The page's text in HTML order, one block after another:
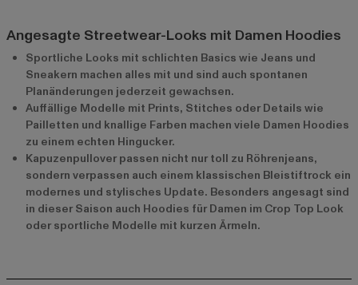
Angesagte Streetwear-Looks mit Damen Hoodies
Sportliche Looks mit schlichten Basics wie Jeans und
Sneakern machen alles mit und sind auch spontanen
Planänderungen jederzeit gewachsen.
Auffällige Modelle mit Prints, Stitches oder Details wie
Pailletten und knallige Farben machen viele Damen Hoodies
zu einem echten Hingucker.
Kapuzenpullover passen nicht nur toll zu Röhrenjeans,
sondern verpassen auch einem klassischen Bleistiftrock ein
modernes und stylisches Update. Besonders angesagt sind
in dieser Saison auch Hoodies für Damen im Crop Top Look
oder sportliche Modelle mit kurzen Ärmeln.